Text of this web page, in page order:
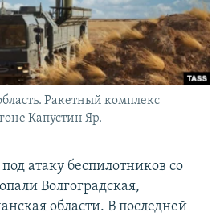
Ракетный комплекс
Капустин Яр.
атаку беспилотников со
Волгоградская,
области. В последней